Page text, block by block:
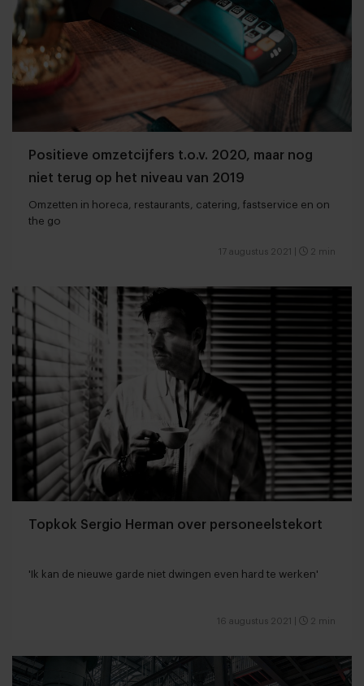
Positieve omzetcijfers t.o.v. 2020, maar nog
niet terug op het niveau van 2019
Omzetten in horeca, restaurants, catering, fastservice en on
the go
17 augustus 2021 2 min
Topkok Sergio Herman over personeelstekort
'Ik kan de nieuwe garde niet dwingen even hard te werken'
16 augustus 2021 2 min